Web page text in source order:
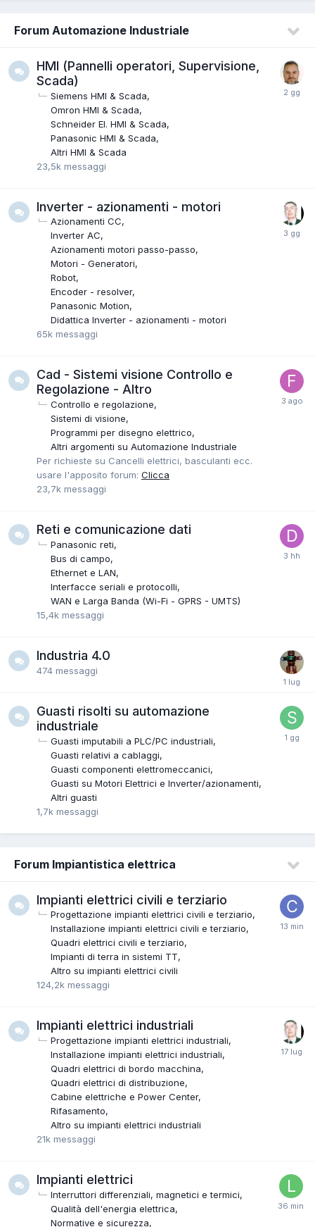
Forum Automazione Industriale
HMI (Pannelli operatori, Supervisione,
Scada)
Siemens HMI & Scada
Omron HMI & Scada
Schneider EI. HMI & Scada
Panasonic HMI & Scada
Altri HMI & Scada
23,5k messaggi
Inverter - azionamenti - motori
Azionamenti CC
Inverter AC
Azionamenti motori passo-passo
Motori - Generatori
Robot
Encoder - resolver
Panasonic Motion
Didattica Inverter - azionamenti - motori
65k messaggi
Cad - Sistemi visione Controllo e
Regolazione - Altro
Controllo e regolazione
Sistemi di visione
Programmi per disegno elettrico
Altri argomenti su Automazione Industriale
Per richieste su Cancelli elettrici, basculanti ecc.
usare l'apposito forum: Clicca
23,7k messaggi
Reti e comunicazione dati
Panasonic reti
Bus di campo
Ethernet e LAN
Interfacce seriali e protocolli
WAN e Larga Banda (Wi-Fi - GPRS - UMTS)
15,4k messaggi
Industria 4.0
474 messaggi
Guasti risolti su automazione
industriale
Guasti imputabili a PLC/PC industriali
Guasti relativi a cablaggi
Guasti componenti elettromeccanici
Guasti su Motori Elettrici e Inverter/azionamenti
Altri guasti
1,7k messaggi
Forum Impiantistica elettrica
Impianti elettrici civili e terziario
Progettazione impianti elettrici civili e terziario
Installazione impianti elettrici civili e terziario
Quadri elettrici civili e terziario
Impianti di terra in sistemi TT
Altro su impianti elettrici civili
124,2k messaggi
Impianti elettrici industriali
Progettazione impianti elettrici industriali
Installazione impianti elettrici industriali
Quadri elettrici di bordo macchina
Quadri elettrici di distribuzione
Cabine elettriche e Power Center
Rifasamento
Altro su impianti elettrici industriali
21k messaggi
Impianti elettrici
Interruttori differenziali, magnetici e termici
Qualità dell'energia elettrica
Normative e sicurezza